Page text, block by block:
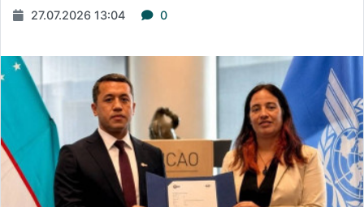
27.07.2026 13:04 0